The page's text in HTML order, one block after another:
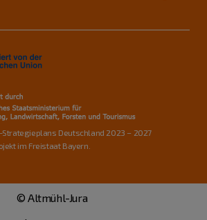
Strategieplans Deutschland 2023 – 2027
im Freistaat Bayern.
© Altmühl-Jura